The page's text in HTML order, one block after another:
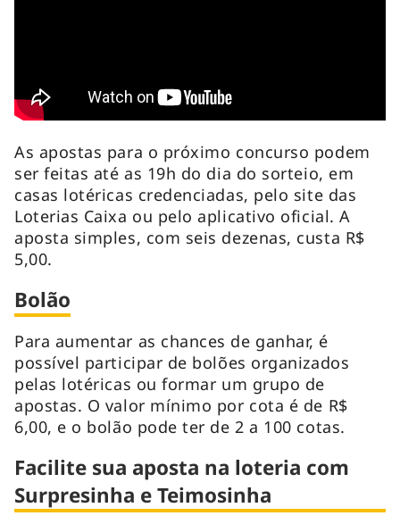
As apostas para o próximo concurso podem
ser feitas até as 19h do dia do sorteio, em
casas lotéricas credenciadas, pelo site das
Loterias Caixa ou pelo aplicativo oficial. A
aposta simples, com seis dezenas, custa R$
5,00.
Bolão
Para aumentar as chances de ganhar, é
possível participar de bolões organizados
pelas lotéricas ou formar um grupo de
apostas. O valor mínimo por cota é de R$
6,00, e o bolão pode ter de 2 a 100 cotas.
Facilite sua aposta na loteria com
Surpresinha e Teimosinha